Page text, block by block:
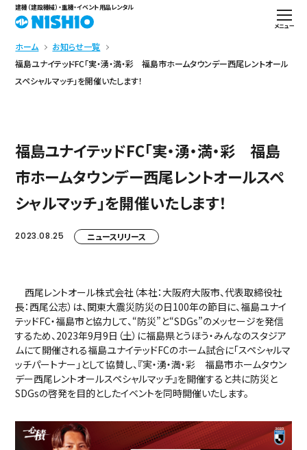
建機（建設機械）・重機・イベント用品レンタル
メニュー
ホーム
お知らせ一覧
福島ユナイテッドFC「実・湧・満・彩 福島市ホームタウンデー西尾レントオール
スペシャルマッチ」を開催いたします！
福島ユナイテッドFC「実・湧・満・彩 福島
市ホームタウンデー西尾レントオールスペ
シャルマッチ」を開催いたします！
2023.08.25 ニュースリリース
西尾レントオール株式会社（本社：大阪府大阪市、代表取締役社
長：西尾公志）は、関東大震災防災の日100年の節目に、福島ユナイ
テッドFC・福島市と協力して、“防災”と“SDGs”のメッセージを発信
するため、2023年9月9日（土）に福島県とうほう・みんなのスタジア
ムにて開催される福島ユナイテッドFCのホーム試合に「スペシャルマ
ッチパートナー」として協賛し、『実・湧・満・彩 福島市ホームタウン
デー西尾レントオールスペシャルマッチ』を開催すると共に防災と
SDGsの啓発を目的としたイベントを同時開催いたします。